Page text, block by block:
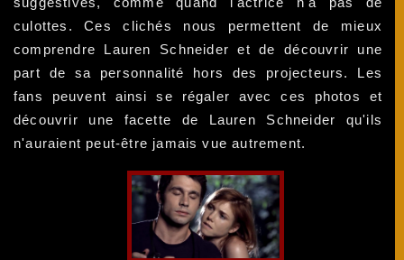
culottes. Ces clichés nous permettent de mieux
comprendre Lauren Schneider et de découvrir une
part de sa personnalité hors des projecteurs. Les
fans peuvent ainsi se régaler avec ces photos et
découvrir une facette de Lauren Schneider qu'ils
n'auraient peut-être jamais vue autrement.